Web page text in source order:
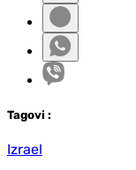
Tagovi :
Izrael